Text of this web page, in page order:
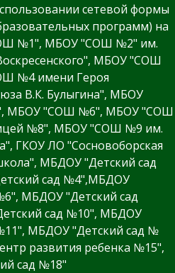
сетевой формы
программ) на
№1", МБОУ "СОШ №2" им.
МБОУ "СОШ
№4 имени Героя
В.К. Булыгина", МБОУ
МБОУ "СОШ №6", МБОУ "СОШ
№8", МБОУ "СОШ №9 им.
ГКОУ ЛО "Сосновоборская
МБДОУ "Детский сад
сад №4",МБДОУ
МБДОУ "Детский сад
сад №10", МБДОУ
МБДОУ "Детский сад №
развития ребенка №15",
сад №18"